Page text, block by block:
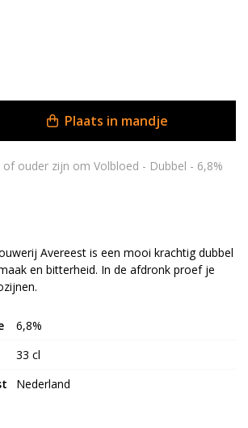
Avereest is een mooi krachtig dubbel
en bitterheid. In de afdronk proef je
Plaats in mandje
6,8%
33 cl
Nederland